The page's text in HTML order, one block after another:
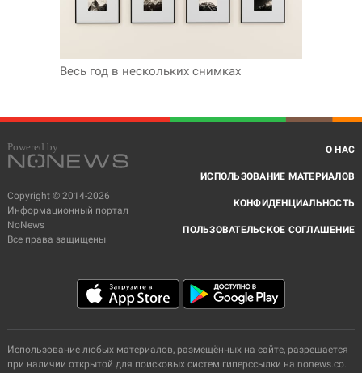
Весь год в нескольких снимках
Copyright © 2014-2026
Информационный портал
NoNews
Все права защищены
О НАС
ИСПОЛЬЗОВАНИЕ МАТЕРИАЛОВ
КОНФИДЕНЦИАЛЬНОСТЬ
ПОЛЬЗОВАТЕЛЬСКОЕ СОГЛАШЕНИЕ
Использование любых материалов, размещённых на сайте, разрешается
при наличии открытой для поисковых систем гиперссылки на nonews.co.